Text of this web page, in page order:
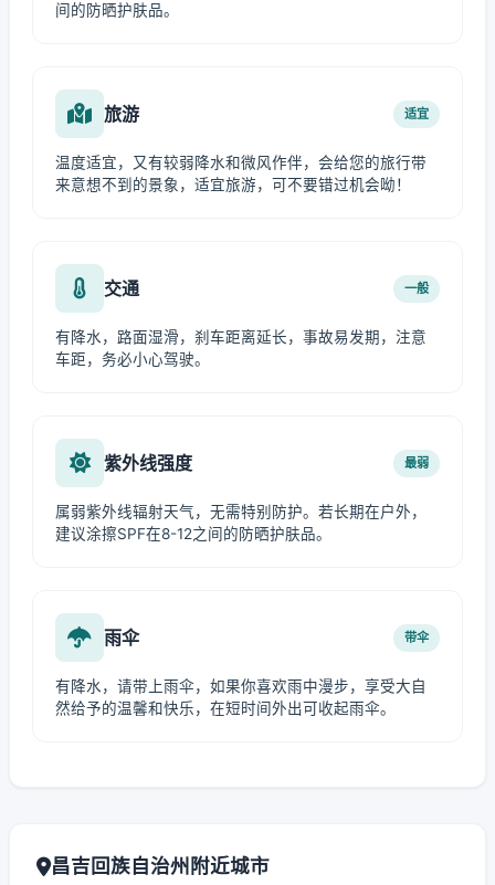
间的防晒护肤品。
旅游 适宜
温度适宜，又有较弱降水和微风作伴，会给您的旅行带
来意想不到的景象，适宜旅游，可不要错过机会呦！
交通 一般
有降水，路面湿滑，刹车距离延长，事故易发期，注意
车距，务必小心驾驶。
紫外线强度 最弱
属弱紫外线辐射天气，无需特别防护。若长期在户外，
建议涂擦SPF在8-12之间的防晒护肤品。
雨伞 带伞
有降水，请带上雨伞，如果你喜欢雨中漫步，享受大自
然给予的温馨和快乐，在短时间外出可收起雨伞。
昌吉回族自治州附近城市